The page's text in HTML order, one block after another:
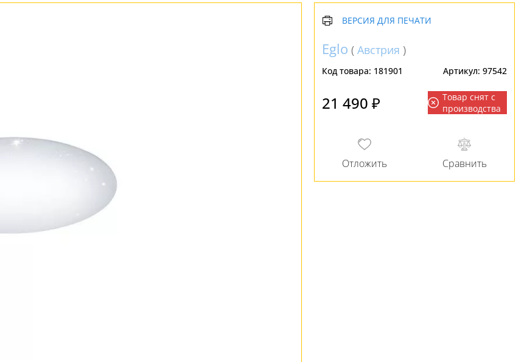
ВЕРСИЯ ДЛЯ ПЕЧАТИ
Eglo ( Австрия )
Код товара: 181901 Артикул: 97542
21 490 ₽
Товар снят с
производства